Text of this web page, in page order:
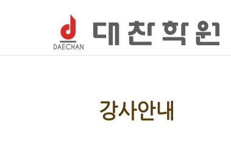
강사안내